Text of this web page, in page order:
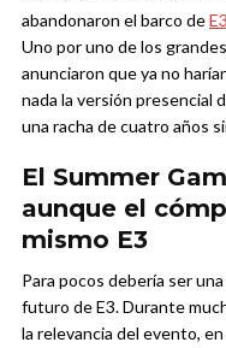
abandonaron el barco de
Uno por uno de los
anunciaron que ya no
nada la versión presencial
una racha de cuatro años
El Summer
aunque el
mismo E3
Para pocos debería ser
futuro de E3. Durante
la relevancia del evento,